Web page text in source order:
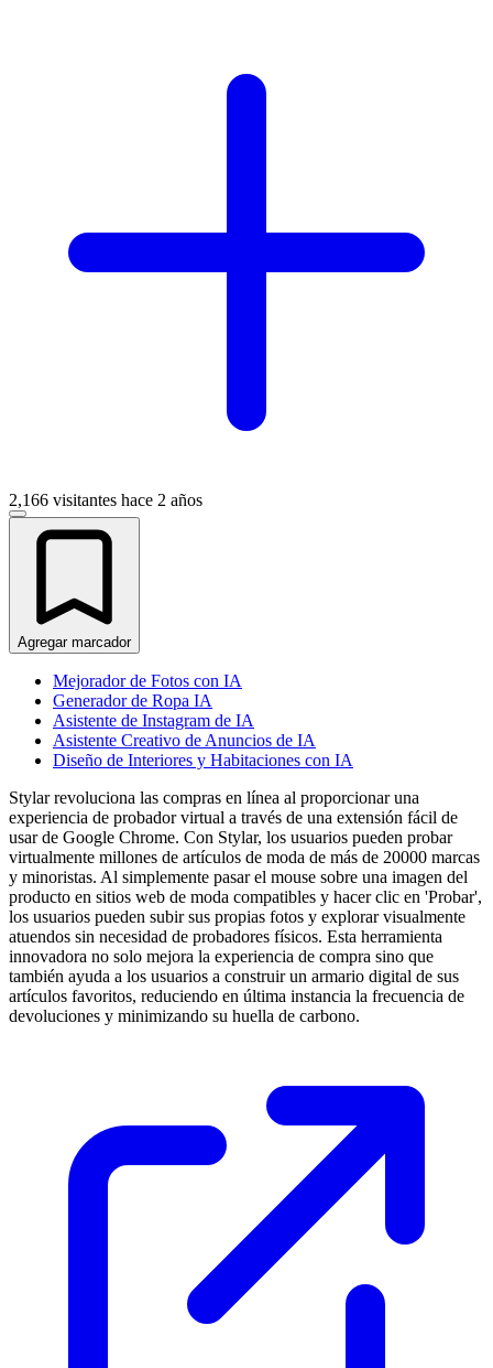
2,166 visitantes hace 2 años
Agregar marcador
Mejorador de Fotos con IA
Generador de Ropa IA
Asistente de Instagram de IA
Asistente Creativo de Anuncios de IA
Diseño de Interiores y Habitaciones con IA
Stylar revoluciona las compras en línea al proporcionar una
experiencia de probador virtual a través de una extensión fácil de
usar de Google Chrome. Con Stylar, los usuarios pueden probar
virtualmente millones de artículos de moda de más de 20000 marcas
y minoristas. Al simplemente pasar el mouse sobre una imagen del
producto en sitios web de moda compatibles y hacer clic en 'Probar',
los usuarios pueden subir sus propias fotos y explorar visualmente
atuendos sin necesidad de probadores físicos. Esta herramienta
innovadora no solo mejora la experiencia de compra sino que
también ayuda a los usuarios a construir un armario digital de sus
artículos favoritos, reduciendo en última instancia la frecuencia de
devoluciones y minimizando su huella de carbono.